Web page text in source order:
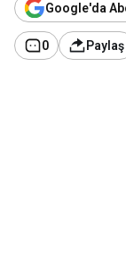
Google'da
0 Paylaş